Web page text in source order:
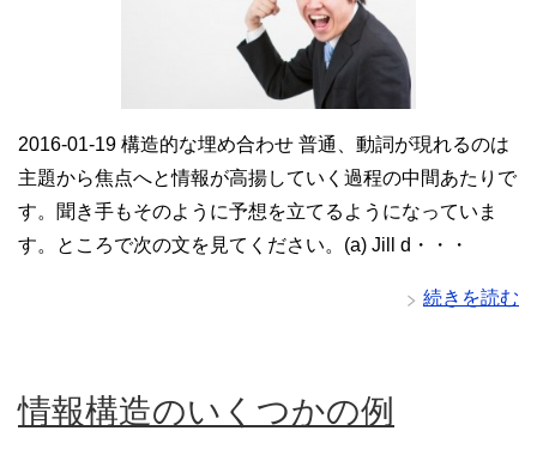
2016-01-19 構造的な埋め合わせ 普通、動詞が現れるのは
主題から焦点へと情報が高揚していく過程の中間あたりで
す。聞き手もそのように予想を立てるようになっていま
す。ところで次の文を見てください。(a) Jill d・・・
続きを読む
情報構造のいくつかの例